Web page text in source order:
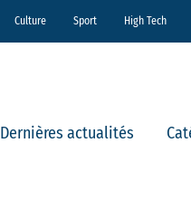
Culture Sport High Tech
Dernières actualités